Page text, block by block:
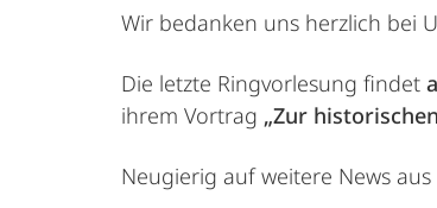
Wir bedanken uns herzlich bei
Die letzte Ringvorlesung findet
ihrem Vortrag „Zur
Neugierig auf weitere News